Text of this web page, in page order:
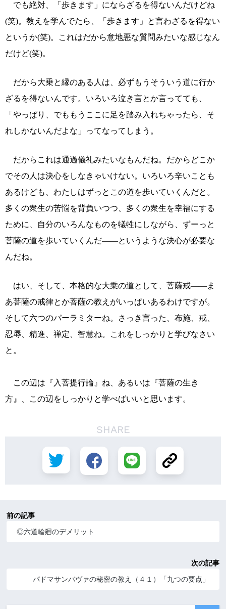
でも絶対、「歩きます」にならざるを得ないんだけどね
(笑)。教えを学んでたら、「歩きます」と言わざるを得ない
というか(笑)。これはだから意地悪な質問みたいな感じなん
だけど(笑)。
だから大乗と縁のある人は、必ずもうそういう道に行か
ざるを得ないんです。いろいろ泣き言とか言ってても、
「やっぱり、でももうここに足を踏み入れちゃったら、そ
れしかないんだよな」ってなってしまう。
だからこれは通過儀礼みたいなもんだね。だからどこか
でその人は決心をしなきゃいけない。いろいろ辛いことも
あるけども、わたしはずっとこの道を歩いていくんだと。
多くの衆生の苦悩を背負いつつ、多くの衆生を幸福にする
ために、自分のいろんなものを犠牲にしながら、ずーっと
菩薩の道を歩いていくんだ――というような決心が必要な
んだね。
はい、そして、本格的な大乗の道として、菩薩戒――ま
あ菩薩の戒律とか菩薩の教えがいっぱいあるわけですが。
そして六つのパーラミターね。さっき言った、布施、戒、
忍辱、精進、禅定、智慧ね。これをしっかりと学びなさい
と。
この辺は『入菩提行論』ね、あるいは『菩薩の生き
方』、この辺をしっかりと学べばいいと思います。
SHARE
前の記事
◎六道輪廻のデメリット
次の記事
パドマサンバヴァの秘密の教え（４１）「九つの要点」